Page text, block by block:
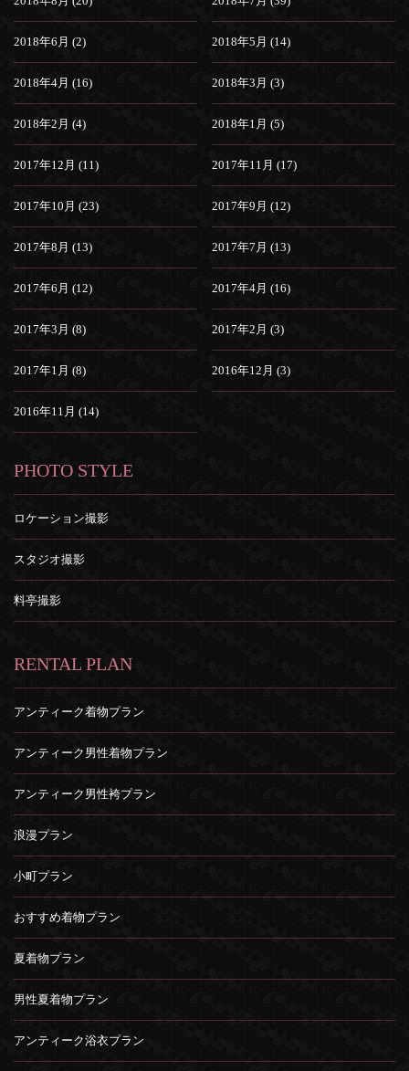
2018年6月 (2) 2018年5月 (14)
2018年4月 (16) 2018年3月 (3)
2018年2月 (4) 2018年1月 (5)
2017年12月 (11) 2017年11月 (17)
2017年10月 (23) 2017年9月 (12)
2017年8月 (13) 2017年7月 (13)
2017年6月 (12) 2017年4月 (16)
2017年3月 (8) 2017年2月 (3)
2017年1月 (8) 2016年12月 (3)
2016年11月 (14)
PHOTO STYLE
ロケーション撮影
スタジオ撮影
料亭撮影
RENTAL PLAN
アンティーク着物プラン
アンティーク男性着物プラン
アンティーク男性袴プラン
浪漫プラン
小町プラン
おすすめ着物プラン
夏着物プラン
男性夏着物プラン
アンティーク浴衣プラン